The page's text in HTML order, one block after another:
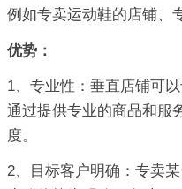
例如专卖运动鞋的店铺、
优势：
1、专业性：垂直店铺可
通过提供专业的商品和服
度。
2、目标客户明确：专卖